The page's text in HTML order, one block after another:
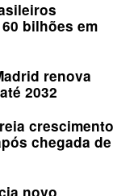
bilhões em
renova
2032
crescimento
chegada de